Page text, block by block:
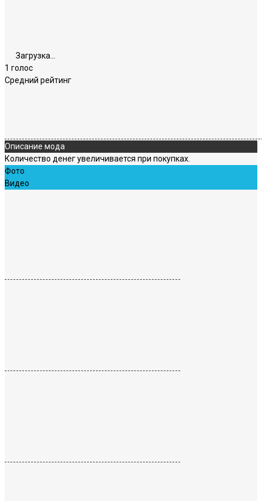
Загрузка...
1 голос
Средний рейтинг
Описание мода
Количество денег увеличивается при покупках.
Фото
Видео